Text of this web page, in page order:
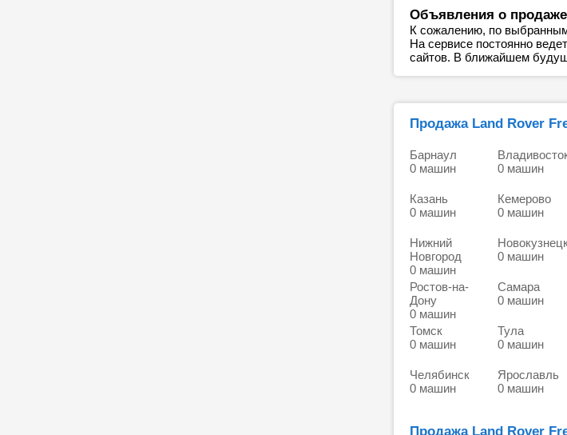
Объявления о продаже
К сожалению, по
На сервисе постоянно
сайтов. В ближайшем
Продажа Land Rover
Барнаул
0 машин
0 машин
Казань
0 машин
Кемерово
0 машин
Нижний
Новгород
0 машин
0 машин
Ростов-на-
Дону
0 машин
Самара
0 машин
Томск
0 машин
Тула
0 машин
Челябинск
0 машин
Ярославль
0 машин
Продажа Land Rover